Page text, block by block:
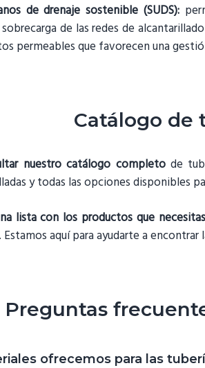
de drenaje sostenible (SUDS):
de las redes de
permeables que favorecen una
Catálogo de
nuestro catálogo completode
y todas las opciones disponibles
lista con los productos que
. Estamos aquí para ayudarte a encontrar
Preguntas
ofrecemos para las